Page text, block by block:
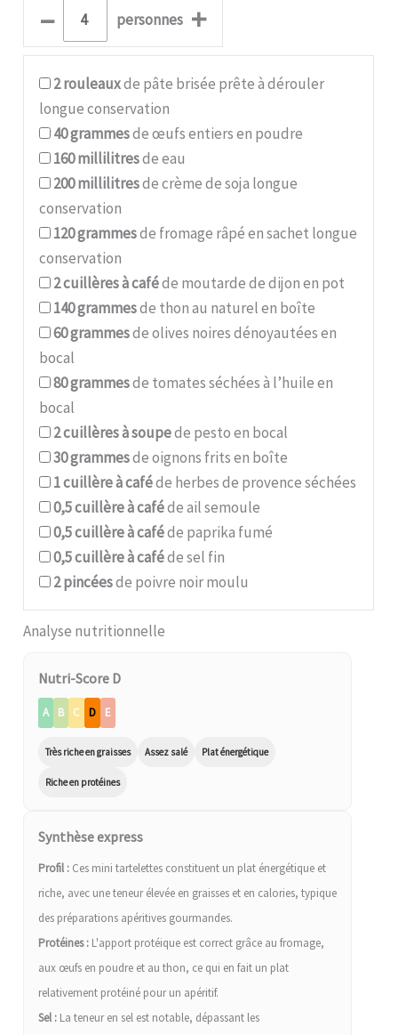
– personnes +
2rouleauxde pâte brisée prête à dérouler
longue conservation
40grammesde œufs entiers en poudre
160millilitresde eau
200millilitresde crème de soja longue
conservation
120grammesde fromage râpé en sachet longue
conservation
2cuillères à caféde moutarde de dijon en pot
140grammesde thon au naturel en boîte
60grammesde olives noires dénoyautées en
bocal
80grammesde tomates séchées à l’huile en
bocal
2cuillères à soupede pesto en bocal
30grammesde oignons frits en boîte
1cuillère à caféde herbes de provence séchées
0,5cuillère à caféde ail semoule
0,5cuillère à caféde paprika fumé
0,5cuillère à caféde sel fin
2pincéesde poivre noir moulu
Analyse nutritionnelle
Nutri-Score D
A B C D E
Très riche en graisses Assez salé Plat énergétique
Riche en protéines
Synthèse express
Profil : Ces mini tartelettes constituent un plat énergétique et
riche, avec une teneur élevée en graisses et en calories, typique
des préparations apéritives gourmandes.
Protéines : L'apport protéique est correct grâce au fromage,
aux œufs en poudre et au thon, ce qui en fait un plat
relativement protéiné pour un apéritif.
Sel : La teneur en sel est notable, dépassant les